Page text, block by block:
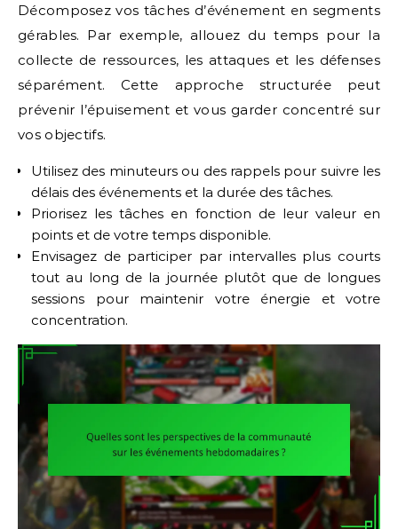
Décomposez vos tâches d’événement en segments
gérables. Par exemple, allouez du temps pour la
collecte de ressources, les attaques et les défenses
séparément. Cette approche structurée peut
prévenir l’épuisement et vous garder concentré sur
vos objectifs.
Utilisez des minuteurs ou des rappels pour suivre les
délais des événements et la durée des tâches.
Priorisez les tâches en fonction de leur valeur en
points et de votre temps disponible.
Envisagez de participer par intervalles plus courts
tout au long de la journée plutôt que de longues
sessions pour maintenir votre énergie et votre
concentration.